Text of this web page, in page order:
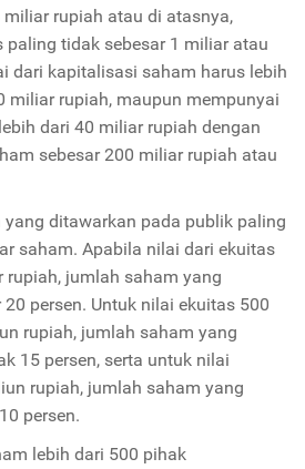
miliar rupiah atau di atasnya,
paling tidak sebesar 1 miliar atau
dari kapitalisasi saham harus lebih
miliar rupiah, maupun mempunyai
dari 40 miliar rupiah dengan
sebesar 200 miliar rupiah atau
ditawarkan pada publik paling
saham. Apabila nilai dari ekuitas
rupiah, jumlah saham yang
persen. Untuk nilai ekuitas 500
rupiah, jumlah saham yang
15 persen, serta untuk nilai
rupiah, jumlah saham yang
persen.
lebih dari 500 pihak